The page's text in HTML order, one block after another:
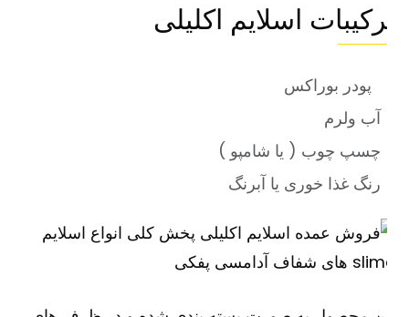
اسلایم اکلیلی
پودر بوراکس
آب ولرم
چسپ چوب ( یا شامپو )
رنگ غذا خوری یا آبرنگ